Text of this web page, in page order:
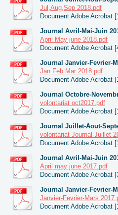
Jul,Aug,Sep 2018.pdf
Document Adobe Acrobat
Journal Avril-Mai-Juin
April May june 2018.pdf
Document Adobe Acrobat
Journal Janvier-Fevrier-
Jan Feb Mar 2018.pdf
Document Adobe Acrobat
Journal Octobre-
volontariat oct2017.pdf
Document Adobe Acrobat
Journal Juillet-Aout-
volontariat Journal Juillet
Document Adobe Acrobat
Journal Avril-Mai-Juin
April may june 2017.pdf
Document Adobe Acrobat
Journal Janvier-Fevrier-
Janvier-Fevrier-Mars
Document Adobe Acrobat